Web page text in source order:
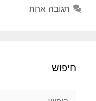
תגובה אחת
חיפוש